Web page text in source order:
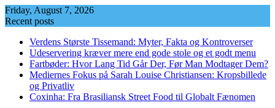
Skip
to
Friday, August 7, 2026
Recent posts
Verdens Største Tissemand: Myter, Fakta og Kontroverser
Udeservering kræver mere end gode stole og et godt menu
Fartbøder: Hvor Lang Tid Går Der, Før Man Modtager Dem?
Mediernes Fokus på Sarah Louise Christiansen: Kropsbillede
og Privatliv
Coxinha: Fra Brasiliansk Street Food til Globalt Fænomen